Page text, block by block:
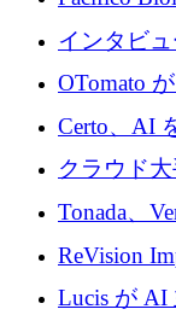
質生産に
インタビ
ーン Tide
OTomato
インテリ
Certo、AI
プラット
クラウド
るなか、
ード資金を
Tonada、
援を受け
ReVision
に 400 万
Lucis が AI